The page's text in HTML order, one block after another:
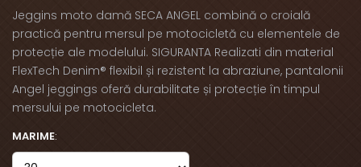
Jeggins moto damă SECA ANGEL combină o croială
practică pentru mersul pe motocicletă cu elementele de
protecție ale modelului. SIGURANTA Realizati din material
FlexTech Denim® flexibil și rezistent la abraziune, pantalonii
Angel jeggings oferă durabilitate și protecție în timpul
mersului pe motocicleta.
MARIME: